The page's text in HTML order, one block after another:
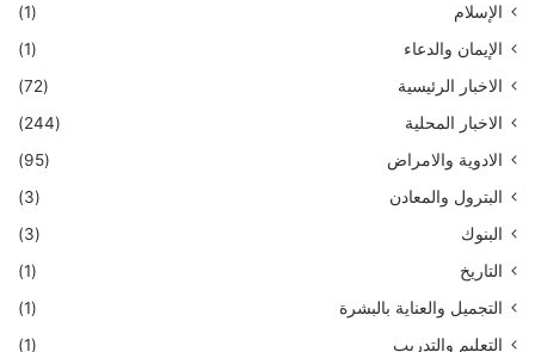
الإسلام
(1)
الإيمان والدعاء
(1)
الاخبار الرئيسية
(72)
الاخبار المحلية
(244)
الادوية والامراض
(95)
البترول والمعادن
(3)
البنوك
(3)
التاريخ
(1)
التجميل والعناية بالبشرة
(1)
التعليم والتدريب
(1)